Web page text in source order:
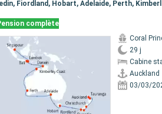
complète
Coral
29 j
Cabine
Auckland
03/03/